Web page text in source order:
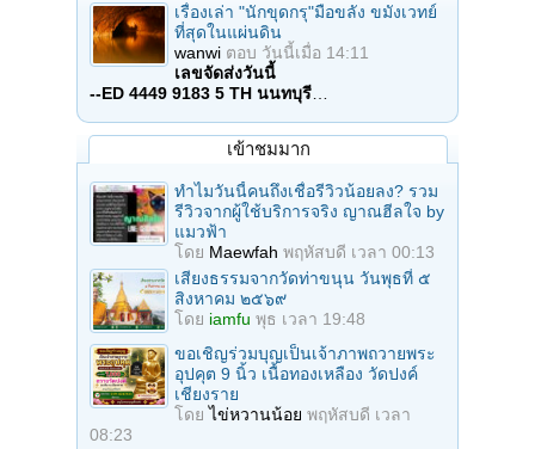
เรื่องเล่า "นักขุดกรุ"มือขลัง ขมังเวทย์
ที่สุดในแผ่นดิน
wanwi ตอบ วันนี้เมื่อ 14:11
เลขจัดส่งวันนี้
--ED 4449 9183 5 TH นนทบุรี
เข้าชมมาก
ทำไมวันนี้คนถึงเชื่อรีวิวน้อยลง? รวม
รีวิวจากผู้ใช้บริการจริง ญาณฮีลใจ by
แมวฟ้า
โดย Maewfah พฤหัสบดี เวลา 00:13
เสียงธรรมจากวัดท่าขนุน วันพุธที่ ๕
สิงหาคม ๒๕๖๙
โดย iamfu พุธ เวลา 19:48
ขอเชิญร่วมบุญเป็นเจ้าภาพถวายพระ
อุปคุต 9 นิ้ว เนื้อทองเหลือง วัดปงค์
เชียงราย
โดยไข่หวานน้อย พฤหัสบดี เวลา
08:23